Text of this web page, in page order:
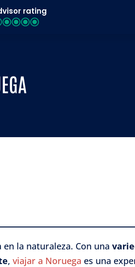
rating
en la naturaleza. Con una
, viajar a Noruega es una